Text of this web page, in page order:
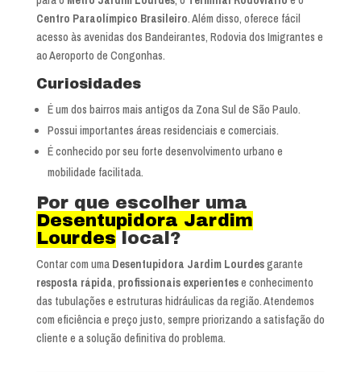
Centro Paraolímpico Brasileiro. Além disso, oferece fácil
acesso às avenidas dos Bandeirantes, Rodovia dos Imigrantes e
ao Aeroporto de Congonhas.
Curiosidades
É um dos bairros mais antigos da Zona Sul de São Paulo.
Possui importantes áreas residenciais e comerciais.
É conhecido por seu forte desenvolvimento urbano e
mobilidade facilitada.
Por que escolher uma
Desentupidora Jardim
Lourdes local?
Contar com uma Desentupidora Jardim Lourdesgarante
resposta rápida, profissionais experientese conhecimento
das tubulações e estruturas hidráulicas da região. Atendemos
com eficiência e preço justo, sempre priorizando a satisfação do
cliente e a solução definitiva do problema.